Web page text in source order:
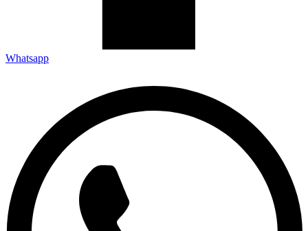
Whatsapp